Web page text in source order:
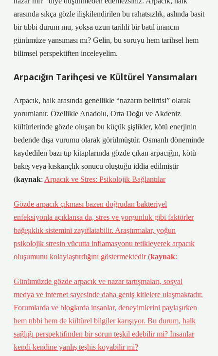
arasında sıkça gözle ilişkilendirilen bu rahatsızlık, aslında basit
bir tıbbi durum mu, yoksa uzun tarihli bir batıl inancın
günümüze yansıması mı? Gelin, bu soruyu hem tarihsel hem
bilimsel perspektiften inceleyelim.
Arpacığın Tarihçesi ve Kültürel Yansımaları
Arpacık, halk arasında genellikle “nazarın belirtisi” olarak
yorumlanır. Özellikle Anadolu, Orta Doğu ve Akdeniz
kültürlerinde gözde oluşan bu küçük şişlikler, kötü enerjinin
bedende dışa vurumu olarak görülmüştür. Osmanlı döneminde
kaydedilen bazı tıp kitaplarında gözde çıkan arpacığın, kötü
bakış veya kıskançlık sonucu oluştuğu iddia edilmiştir
(kaynak: Arpacık ve Stres: Psikolojik Bağlantılar
Gözde arpacık çıkması bazen doğrudan bakteriyel
enfeksiyonla açıklansa da, stres ve yorgunluk gibi faktörler
bağışıklık sistemini zayıflatabilir. Araştırmalar, yoğun
psikolojik stresin vücutta inflamasyonu tetikleyerek arpacık
oluşumunu kolaylaştırdığını göstermektedir (kaynak:
Günümüzde gözde arpacık ve nazar tartışmaları, sosyal
medya ve internet sayesinde daha geniş kitlelere ulaşmaktadır.
Forumlarda ve bloglarda insanlar, deneyimlerini paylaşırken
hem tıbbi hem de kültürel bilgiler karışıyor. Bu durum, halk
sağlığı perspektifinden bir sorun teşkil edebilir mi? İnsanlar
kendi kendine yanlış teşhis koyabilir mi?